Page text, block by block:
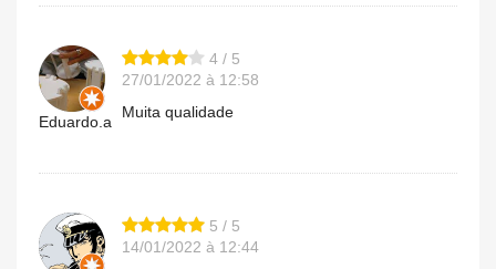
Eduardo.a
4 / 5
27/01/2022 à 12:58
Muita qualidade
5 / 5
14/01/2022 à 12:44